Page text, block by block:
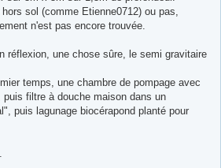
sol (comme Etienne0712) ou pas,
n'est pas encore trouvée.
réflexion, une chose sûre, le semi gravitaire
temps, une chambre de pompage avec
filtre à douche maison dans un
puis lagunage biocérapond planté pour